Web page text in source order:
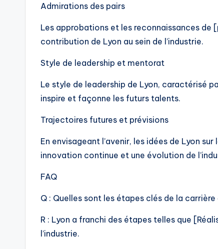
Admirations des pairs
Les approbations et les reconnaissances
contribution de Lyon au sein de l’industrie.
Style de leadership et mentorat
Le style de leadership de Lyon, caractérisé
inspire et façonne les futurs talents.
Trajectoires futures et prévisions
En envisageant l’avenir, les idées de Lyon
innovation continue et une évolution de
FAQ
Q : Quelles sont les étapes clés de la carrière
R : Lyon a franchi des étapes telles que
l’industrie.